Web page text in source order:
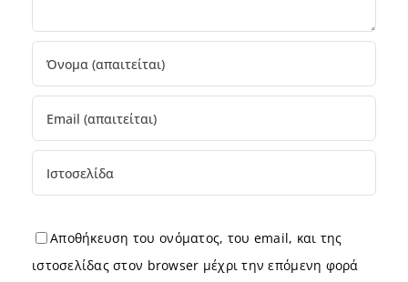
Αποθήκευση του ονόματος, του email, και της
ιστοσελίδας στον browser μέχρι την επόμενη φορά